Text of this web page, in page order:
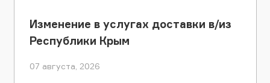
Изменение в услугах доставки в/из
Республики Крым
07 августа, 2026